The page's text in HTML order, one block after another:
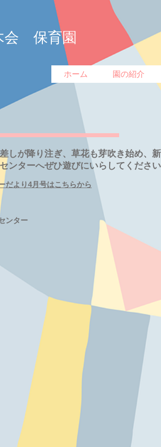
会 保育園
ホーム 園の紹介
しが降り注ぎ、草花も芽吹き始め、
ンターへぜひ遊びにいらしてくださ
だより4月号はこちらから
ンター